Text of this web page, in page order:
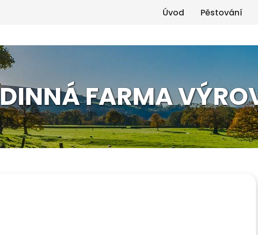
Úvod Pěstování
FARMA